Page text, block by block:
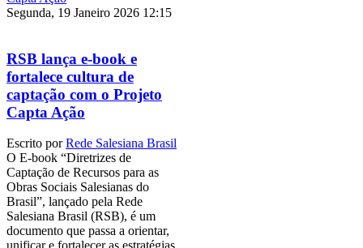
Segunda, 19 Janeiro 2026 12:15
RSB lança e-book e
fortalece cultura de
captação com o Projeto
Capta Ação
Escrito porRede Salesiana Brasil
O E-book “Diretrizes de
Captação de Recursos para as
Obras Sociais Salesianas do
Brasil”, lançado pela Rede
Salesiana Brasil (RSB), é um
documento que passa a orientar,